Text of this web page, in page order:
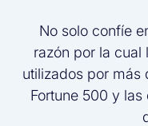
No solo confíe
razón por la cual
utilizados por más
Fortune 500 y